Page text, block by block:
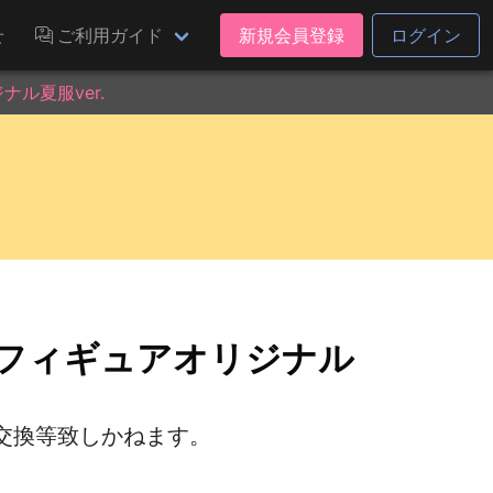
ご利用ガイド 新規会員登録 ログイン
ナル夏服ver.
ィギュアオリジナル
等致しかねます。